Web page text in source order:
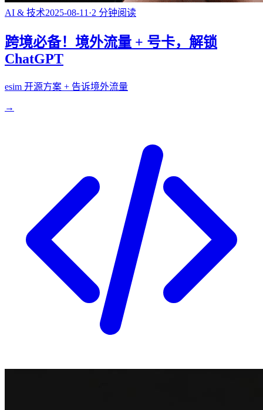
AI & 技术2025-08-11 ·2 分钟阅读
跨境必备！境外流量 + 号卡，解锁
ChatGPT
esim 开源方案 + 告诉境外流量
→